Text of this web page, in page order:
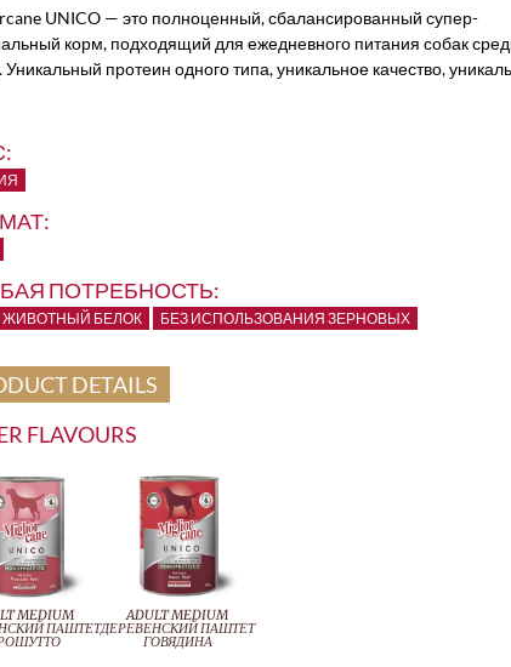
UNICO — это полноценный, сбалансированный супер-
корм, подходящий для ежедневного питания собак
Уникальный протеин одного типа, уникальное качество,
ПОТРЕБНОСТЬ:
БЕЛОК БЕЗ ИСПОЛЬЗОВАНИЯ ЗЕРНОВЫХ
DETAILS
FLAVOURS
MEDIUM
ПАШТЕТ
ADULT MEDIUM
ДЕРЕВЕНСКИЙ ПАШТЕТ
ГОВЯДИНА